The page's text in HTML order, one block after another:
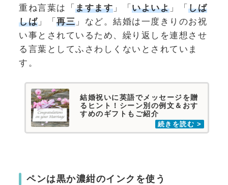
重ね言葉は「ますます 」「いよいよ 」「しば
しば 」「再三 」など。結婚は一度きりのお祝
い事とされているため、繰り返しを連想させ
る言葉としてふさわしくないとされていま
す。
結婚祝いに英語でメッセージを贈
るヒント！シーン別の例文＆おす
すめのギフトもご紹介
ペンは黒か濃紺のインクを使う